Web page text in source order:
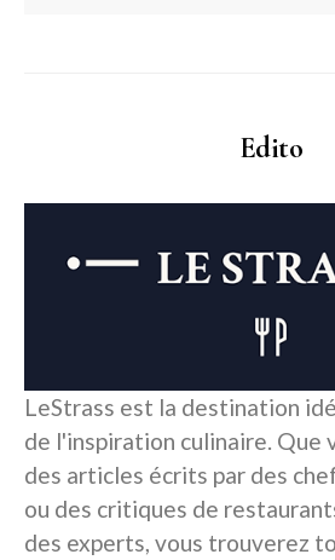
Edito
LeStrass est la destination
de l'inspiration culinaire. Que
des articles écrits par des
ou des critiques de
des experts, vous trouverez